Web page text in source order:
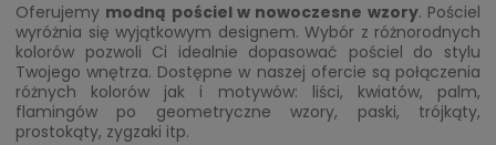
Oferujemy modną pościel w nowoczesne wzory. Pościel
wyróżnia się wyjątkowym designem. Wybór z różnorodnych
kolorów pozwoli Ci idealnie dopasować pościel do stylu
Twojego wnętrza. Dostępne w naszej ofercie są połączenia
różnych kolorów jak i motywów: liści, kwiatów, palm,
flamingów po geometryczne wzory, paski, trójkąty,
prostokąty, zygzaki itp.